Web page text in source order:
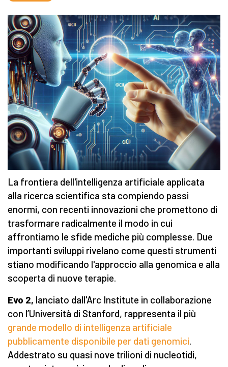
La frontiera dell'intelligenza artificiale applicata
alla ricerca scientifica sta compiendo passi
enormi, con recenti innovazioni che promettono di
trasformare radicalmente il modo in cui
affrontiamo le sfide mediche più complesse. Due
importanti sviluppi rivelano come questi strumenti
stiano modificando l'approccio alla genomica e alla
scoperta di nuove terapie.
Evo 2, lanciato dall'Arc Institute in collaborazione
con l’Università di Stanford, rappresenta il più
grande modello di intelligenza artificiale
pubblicamente disponibile per dati genomici.
Addestrato su quasi nove trilioni di nucleotidi,